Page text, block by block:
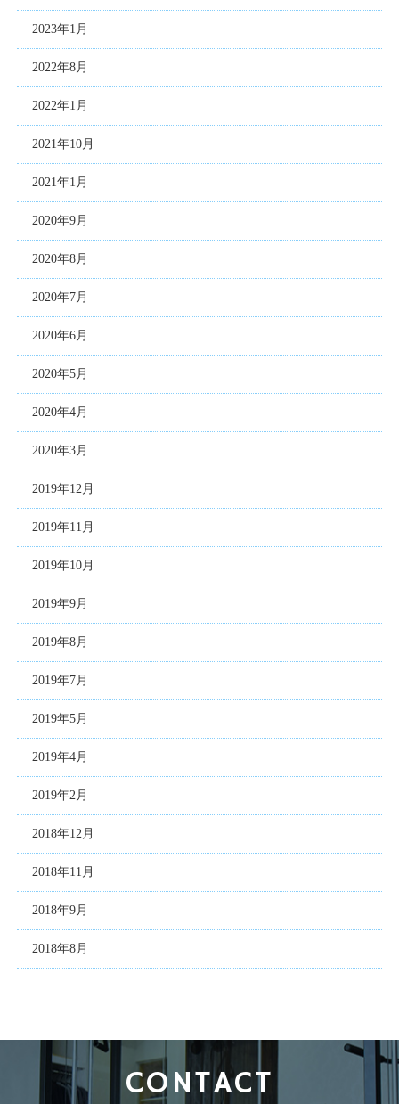
2023年1月
2022年8月
2022年1月
2021年10月
2021年1月
2020年9月
2020年8月
2020年7月
2020年6月
2020年5月
2020年4月
2020年3月
2019年12月
2019年11月
2019年10月
2019年9月
2019年8月
2019年7月
2019年5月
2019年4月
2019年2月
2018年12月
2018年11月
2018年9月
2018年8月
CONTACT